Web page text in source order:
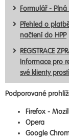
Formulář -
Přehled o
načtení do HPP
REGISTRACE
Informace pro
své klienty
Podporované
Firefox -
Opera
Google